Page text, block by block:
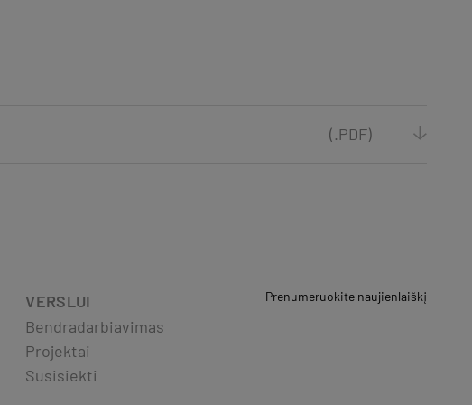
(.PDF)
VERSLUI
Bendradarbiavimas
Projektai
Susisiekti
Prenumeruokite naujienlaiškį